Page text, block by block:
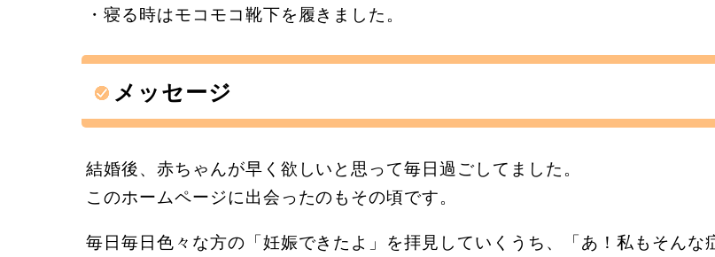
・寝る時はモコモコ靴下を履きました。
メッセージ
結婚後、赤ちゃんが早く欲しいと思って毎日過ごしてました。
このホームページに出会ったのもその頃です。
毎日毎日色々な方の「妊娠できたよ」を拝見していくうち、「あ！私もそんな